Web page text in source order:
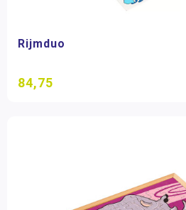
Rijmduo
84,75